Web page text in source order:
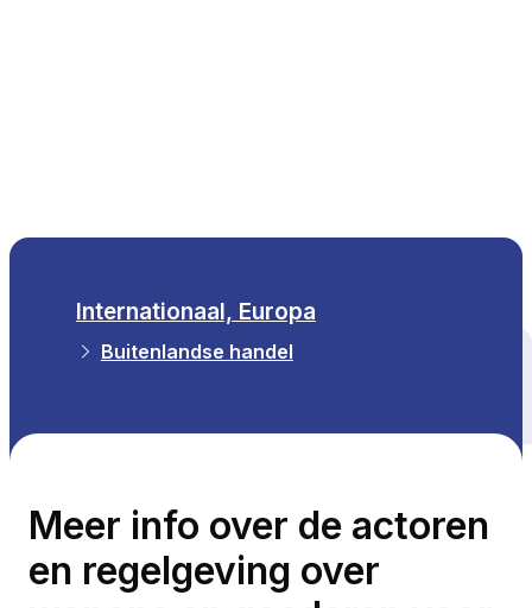
Internationaal, Europa
Buitenlandse handel
Meer info over de actoren
en regelgeving over